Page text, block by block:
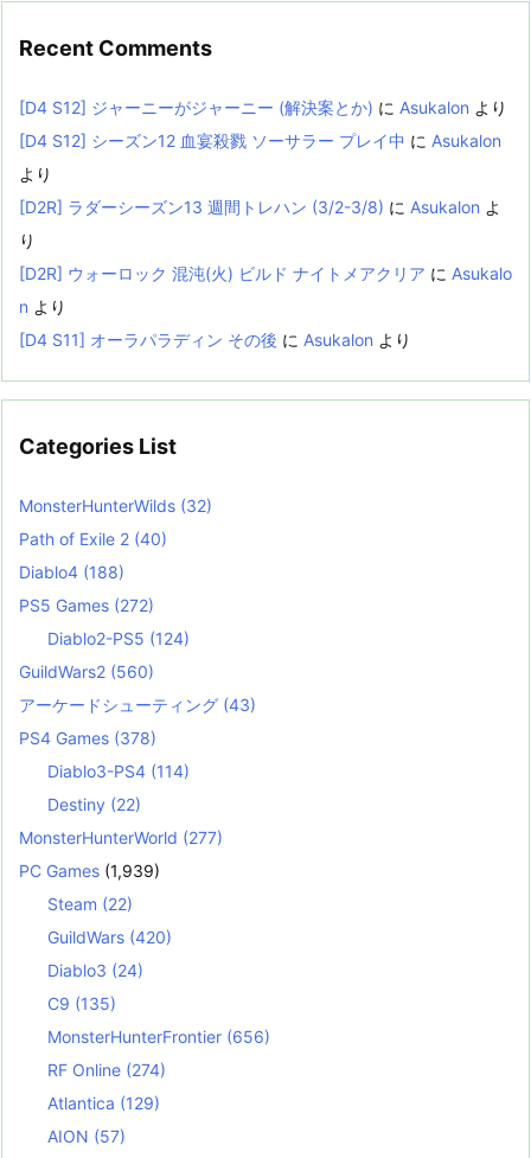
Recent Comments
[D4 S12] ジャーニーがジャーニー (解決案とか) に Asukalon より
[D4 S12] シーズン12 血宴殺戮 ソーサラー プレイ中 に Asukalon
より
[D2R] ラダーシーズン13 週間トレハン (3/2-3/8) に Asukalon よ
り
[D2R] ウォーロック 混沌(火) ビルド ナイトメアクリア に Asukalo
n より
[D4 S11] オーラパラディン その後 に Asukalon より
Categories List
MonsterHunterWilds (32)
Path of Exile 2 (40)
Diablo4 (188)
PS5 Games (272)
Diablo2-PS5 (124)
GuildWars2 (560)
アーケードシューティング (43)
PS4 Games (378)
Diablo3-PS4 (114)
Destiny (22)
MonsterHunterWorld (277)
PC Games (1,939)
Steam (22)
GuildWars (420)
Diablo3 (24)
C9 (135)
MonsterHunterFrontier (656)
RF Online (274)
Atlantica (129)
AION (57)